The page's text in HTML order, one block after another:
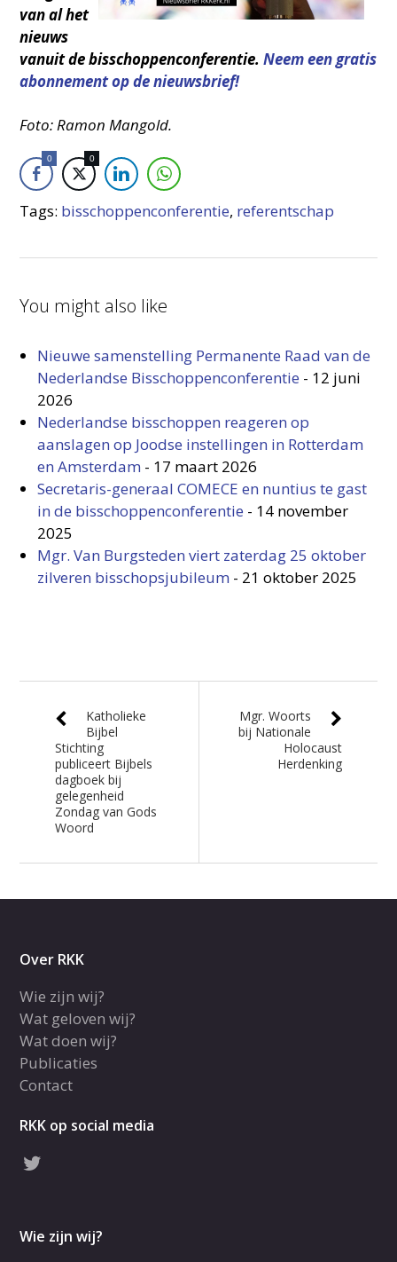
van al het
nieuws
vanuit de bisschoppenconferentie.Neem een gratis
abonnement op de nieuwsbrief!
Foto: Ramon Mangold.
0 0
Tags: bisschoppenconferentie, referentschap
You might also like
Nieuwe samenstelling Permanente Raad van de
Nederlandse Bisschoppenconferentie - 12 juni
2026
Nederlandse bisschoppen reageren op
aanslagen op Joodse instellingen in Rotterdam
en Amsterdam - 17 maart 2026
Secretaris-generaal COMECE en nuntius te gast
in de bisschoppenconferentie - 14 november
2025
Mgr. Van Burgsteden viert zaterdag 25 oktober
zilveren bisschopsjubileum - 21 oktober 2025
Katholieke
Bijbel
Stichting
publiceert Bijbels
dagboek bij
gelegenheid
Zondag van Gods
Woord
Mgr. Woorts
bij Nationale
Holocaust
Herdenking
Over RKK
Wie zijn wij?
Wat geloven wij?
Wat doen wij?
Publicaties
Contact
RKK op social media
Wie zijn wij?